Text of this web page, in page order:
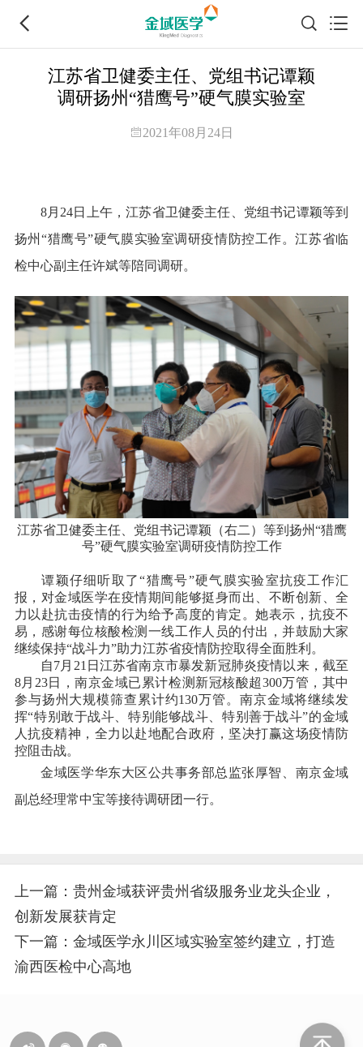
江苏省卫健委主任、党组书记谭颖
调研扬州“猎鹰号”硬气膜实验室
2021年08月24日
8月24日上午，江苏省卫健委主任、党组书记谭颖等到
扬州“猎鹰号”硬气膜实验室调研疫情防控工作。江苏省临
检中心副主任许斌等陪同调研。
江苏省卫健委主任、党组书记谭颖（右二）等到扬州“猎鹰
号”硬气膜实验室调研疫情防控工作
谭颖仔细听取了“猎鹰号”硬气膜实验室抗疫工作汇
报，对金域医学在疫情期间能够挺身而出、不断创新、全
力以赴抗击疫情的行为给予高度的肯定。她表示，抗疫不
易，感谢每位核酸检测一线工作人员的付出，并鼓励大家
继续保持“战斗力”助力江苏省疫情防控取得全面胜利。
自7月21日江苏省南京市暴发新冠肺炎疫情以来，截至
8月23日，南京金域已累计检测新冠核酸超300万管，其中
参与扬州大规模筛查累计约130万管。南京金域将继续发
挥“特别敢于战斗、特别能够战斗、特别善于战斗”的金域
人抗疫精神，全力以赴地配合政府，坚决打赢这场疫情防
控阻击战。
金域医学华东大区公共事务部总监张厚智、南京金域
副总经理常中宝等接待调研团一行。
上一篇：贵州金域获评贵州省级服务业龙头企业，
创新发展获肯定
下一篇：金域医学永川区域实验室签约建立，打造
渝西医检中心高地